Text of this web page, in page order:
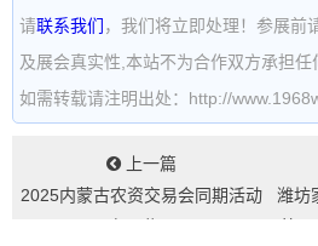
请联系我们 ，我们将立即处理！参展前
及展会真实性,本站不为合作双方承担任
如需转载请注明出处：http://
上一篇
2025内蒙古农资交易会同期活动
潍坊